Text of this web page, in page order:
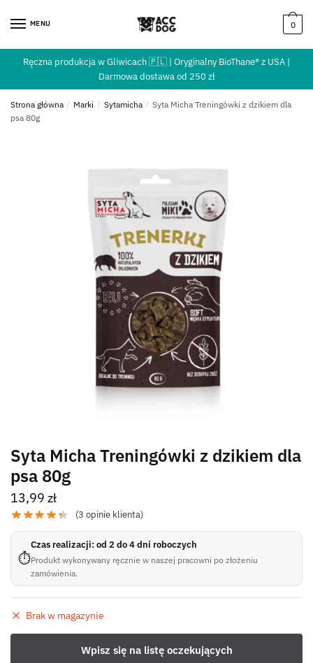
MENU 0
Ręczna produkcja w Gliwicach 🇵🇱 | Oryginalny BioThane® z USA |
Darmowa dostawa od 250 zł
Strona główna / Marki / Sytamicha / Syta Micha Treningówki z dzikiem dla
psa 80g
Syta Micha Treningówki z dzikiem dla
psa 80g
13,99 zł
(3 opinie klienta)
⏱
Czas realizacji: od 2 do 4 dni roboczych
Produkt wykonywany ręcznie w naszej pracowni po złożeniu
zamówienia.
Brak w magazynie